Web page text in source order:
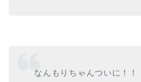
なんもりちゃんついに！